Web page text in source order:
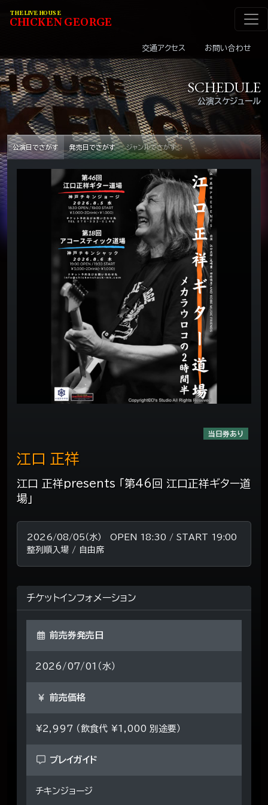
メインナビゲーショ
THE LIVE HOUSE
CHICKENGEORGE
交通アクセス お問い合わせ
公演スケジュール
SCHEDULE
公演日でさがす 発売日でさがす ジャンルでさがす
当日券あり
江口 正祥presents 「第46回 江口正祥ギター道
場」
江口 正祥
2026/08/05（水） OPEN 18:30 / START 19:00
整列順入場 / 自由席
チケットインフォメーション
前売券発売日
2026/07/01（水）
前売価格
¥2,997 （飲食代 ¥1,000 別途要）
プレイガイド
チキンジョージ